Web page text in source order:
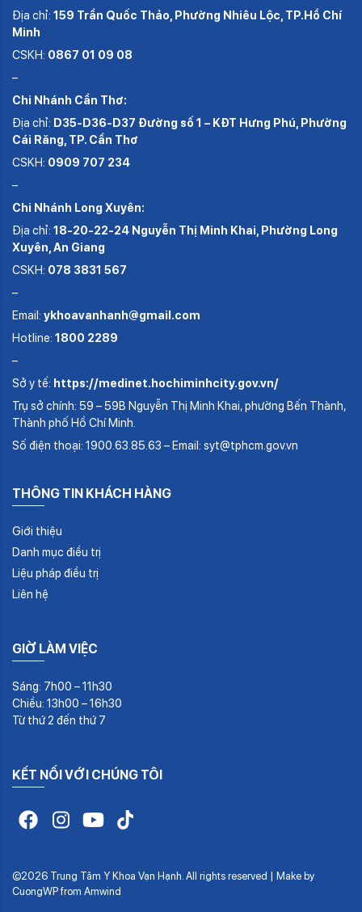
Địa chỉ: 159 Trần Quốc Thảo, Phường Nhiêu Lộc, TP.Hồ Chí
Minh
CSKH: 0867 01 09 08
–
Chi Nhánh Cần Thơ:
Địa chỉ: D35-D36-D37 Đường số 1 – KĐT Hưng Phú, Phường
Cái Răng, TP. Cần Thơ
CSKH: 0909 707 234
–
Chi Nhánh Long Xuyên:
Địa chỉ: 18-20-22-24 Nguyễn Thị Minh Khai, Phường Long
Xuyên, An Giang
CSKH: 078 3831 567
–
Email: ykhoavanhanh@gmail.com
Hotline: 1800 2289
–
Sở y tế: https://medinet.hochiminhcity.gov.vn/
Trụ sở chính: 59 – 59B Nguyễn Thị Minh Khai, phường Bến Thành,
Thành phố Hồ Chí Minh.
Số điện thoại: 1900.63.85.63 – Email: syt@tphcm.gov.vn
THÔNG TIN KHÁCH HÀNG
Giới thiệu
Danh mục điều trị
Liệu pháp điều trị
Liên hệ
GIỜ LÀM VIỆC
Sáng: 7h00 – 11h30
Chiều: 13h00 – 16h30
Từ thứ 2 đến thứ 7
KẾT NỐI VỚI CHÚNG TÔI
©2026 Trung Tâm Y Khoa Vạn Hạnh. All rights reserved | Make by
CuongWP from Amwind